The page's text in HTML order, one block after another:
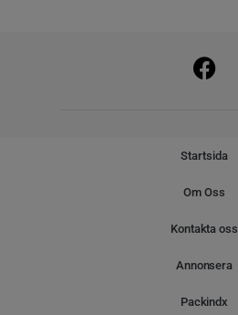
Startsida
Om Oss
Kontakta oss
Annonsera
Packindx